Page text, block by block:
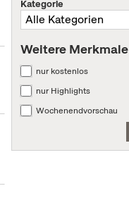
Kategorie
Weitere Merkmale
nur kostenlos
nur Highlights
Wochenendvorschau